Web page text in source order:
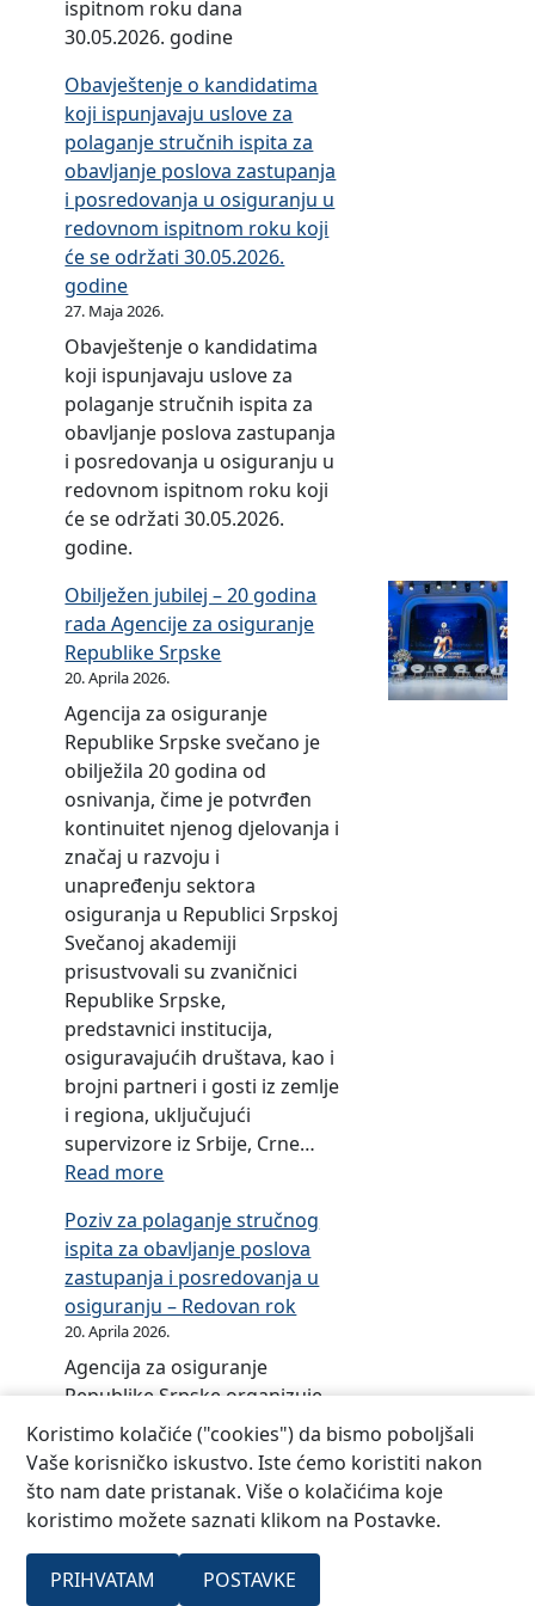
i
n
e
3
.
g
o
d
i
n
e
6
.
0
2
2
.
g
o
d
i
n
e
d
o
0
.
0
6
.
2
0
2
1
.
g
o
d
i
n
e
2
0
0
.
d
o
3
0
.
0
6
.
2
0
2
0
.
g
o
d
i
n
e
.
1
.
2
0
1
9
.
d
o
3
0
.
0
6
.
2
0
9
.
g
d
i
n
e
d
d
0
1
.
0
1
.
2
0
1
8
.
d
o
3
0
.
6
.
2
0
1
8
.
g
o
d
i
n
e
p
r
i
o
d
o
d
0
1
.
0
1
.
2
0
1
7
.
o
3
0
.
0
6
.
2
0
1
7
.
g
o
d
i
n
e
ispitnom roku dana
30.05.2026. godine
Obavještenje o kandidatima
koji ispunjavaju uslove za
polaganje stručnih ispita za
obavljanje poslova zastupanja
i posredovanja u osiguranju u
redovnom ispitnom roku koji
će se održati 30.05.2026.
godine
27. Maja 2026.
Obavještenje o kandidatima
koji ispunjavaju uslove za
polaganje stručnih ispita za
obavljanje poslova zastupanja
i posredovanja u osiguranju u
redovnom ispitnom roku koji
će se održati 30.05.2026.
godine.
Obilježen jubilej – 20 godina
rada Agencije za osiguranje
Republike Srpske
20. Aprila 2026.
Agencija za osiguranje
Republike Srpske svečano je
obilježila 20 godina od
osnivanja, čime je potvrđen
kontinuitet njenog djelovanja i
značaj u razvoju i
unapređenju sektora
osiguranja u Republici Srpskoj
Svečanoj akademiji
prisustvovali su zvaničnici
Republike Srpske,
predstavnici institucija,
osiguravajućih društava, kao i
brojni partneri i gosti iz zemlje
i regiona, uključujući
supervizore iz Srbije, Crne…
Read more:
b
i
l
j
e
ž
e
n
j
u
b
Poziv za polaganje stručnog
ispita za obavljanje poslova
zastupanja i posredovanja u
osiguranju – Redovan rok
20. Aprila 2026.
Agencija za osiguranje
Republike Srpske organizuje
profesionalnu edukaciju
kandidata (16.05.2026) za
polaganje stručnog ispita za
obavljanje poslova zastupanja
redovan ispitni rok
Koristimo kolačiće ("cookies") da bismo poboljšali
Vaše korisničko iskustvo. Iste ćemo koristiti nakon
što nam date pristanak. Više o kolačićima koje
koristimo možete saznati klikom na Postavke.
PRIHVATAM POSTAVKE